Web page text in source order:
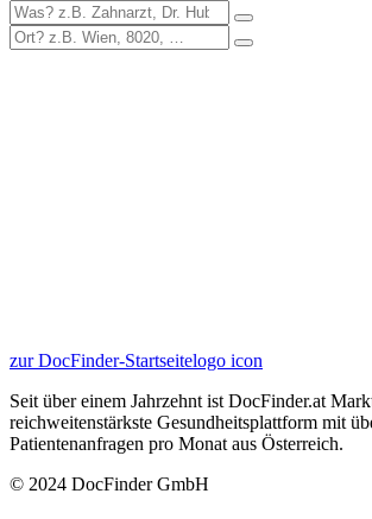
zur DocFinder-Startseitelogo icon
Seit über einem Jahrzehnt ist DocFinder.at
reichweitenstärkste Gesundheitsplattform mit
Patientenanfragen pro Monat aus Österreich.
© 2024 DocFinder GmbH